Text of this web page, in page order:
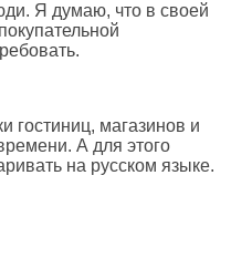
Я думаю, что в своей
гостиниц, магазинов и
А для этого
на русском языке.